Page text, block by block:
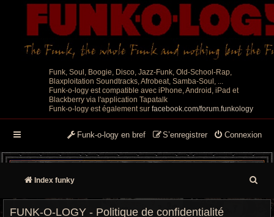
Funk, Soul, Boogie, Disco, Jazz-Funk, Old-School-Rap,
Blaxploitation Soundtracks, Afrobeat, Samba-Soul, ...
Funk-o-logy est compatible avec iPhone, Android, iPad et
Blackberry via l'application Tapatalk
Funk-o-logy est également sur facebook.com/forum.funkology
Connexion
S’enregistrer
Funk-o-logy en bref
Index funky
e
FUNK-O-LOGY - Politique de confidentialité